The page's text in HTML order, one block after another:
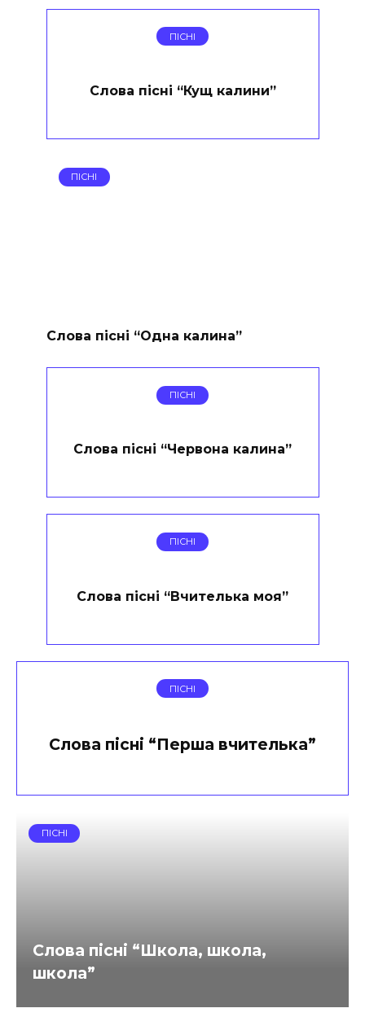
ПІСНІ
Слова пісні “Кущ калини”
ПІСНІ
Слова пісні “Одна калина”
ПІСНІ
Слова пісні “Червона калина”
ПІСНІ
Слова пісні “Вчителька моя”
ПІСНІ
Слова пісні “Перша вчителька”
ПІСНІ
Слова пісні “Школа, школа,
школа”